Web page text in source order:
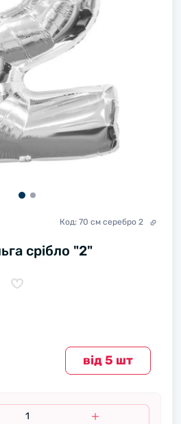
Код: 70 см серебро 2
срібло "2"
вiд 5 шт